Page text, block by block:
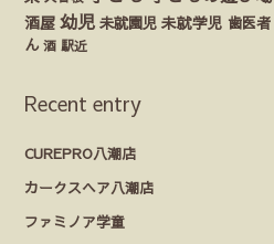
酒屋 幼児 未就園児 未就学児 歯医者
ん 酒 駅近
Recent entry
CUREPRO八潮店
カークスヘア八潮店
ファミノア学童